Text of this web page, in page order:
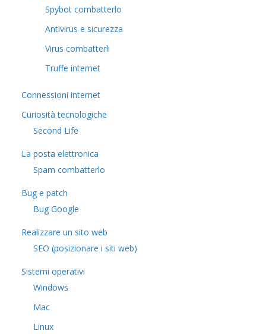
Spybot combatterlo
Antivirus e sicurezza
Virus combatterli
Truffe internet
Connessioni internet
Curiosità tecnologiche
​Second Life
La posta elettronica
Spam combatterlo
Bug e patch
Bug Google
Realizzare un sito web
SEO (posizionare i siti web)
Sistemi operativi
Windows
Mac
Linux